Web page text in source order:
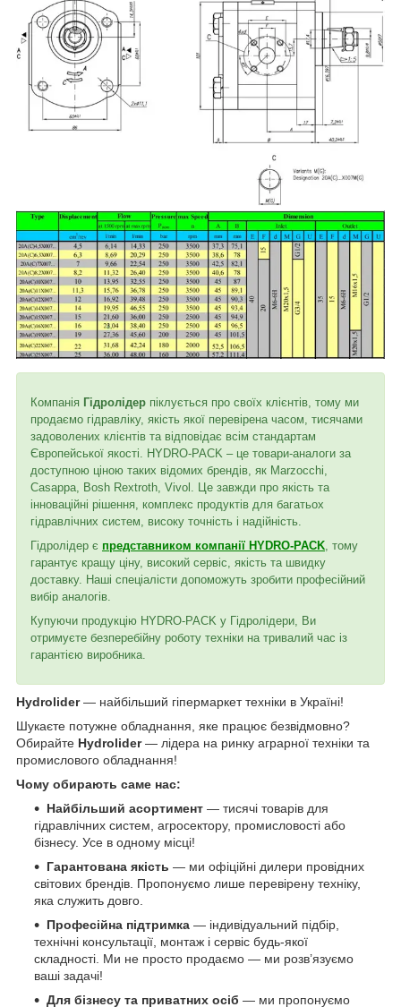
Компанія Гідролідер піклується про своїх клієнтів, тому ми
продаємо гідравліку, якість якої перевірена часом, тисячами
задоволених клієнтів та відповідає всім стандартам
Європейської якості. HYDRO-PACK – це товари-аналоги за
доступною ціною таких відомих брендів, як Marzocchi,
Casappa, Bosh Rextroth, Vivol. Це завжди про якість та
інноваційні рішення, комплекс продуктів для багатьох
гідравлічних систем, високу точність і надійність.
Гідролідер є представником компанії HYDRO-PACK, тому
гарантує кращу ціну, високий сервіс, якість та швидку
доставку. Наші спеціалісти допоможуть зробити професійний
вибір аналогів.
Купуючи продукцію HYDRO-PACK у Гідролідери, Ви
отримуєте безперебійну роботу техніки на тривалий час із
гарантією виробника.
Hydrolider— найбільший гіпермаркет техніки в Україні!
Шукаєте потужне обладнання, яке працює безвідмовно?
Обирайте Hydrolider— лідера на ринку аграрної техніки та
промислового обладнання!
Чому обирають саме нас:
Найбільший асортимент — тисячі товарів для
гідравлічних систем, агросектору, промисловості або
бізнесу. Усе в одному місці!
Гарантована якість — ми офіційні дилери провідних
світових брендів. Пропонуємо лише перевірену техніку,
яка служить довго.
Професійна підтримка — індивідуальний підбір,
технічні консультації, монтаж і сервіс будь-якої
складності. Ми не просто продаємо — ми розв’язуємо
ваші задачі!
Для бізнесу та приватних осіб — ми пропонуємо